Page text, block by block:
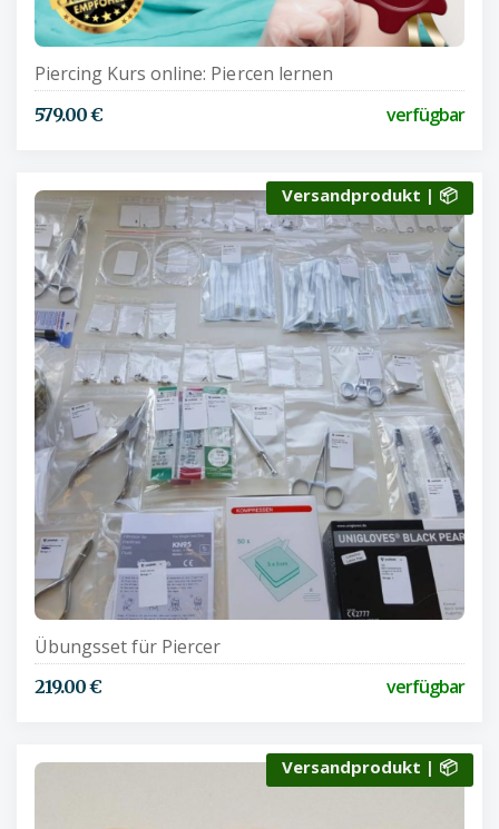
Piercing Kurs online: Piercen lernen
579.00 € verfügbar
Versandprodukt | 📦
Übungsset für Piercer
219.00 € verfügbar
Versandprodukt | 📦